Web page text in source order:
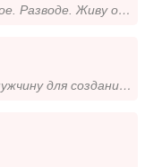
Электрика и многое другое. Разводе. Живу один. Родители умерли, квартира моя. Две дочери, взрослые.
Четверо детишек. Ищу мужчину для создания семьи